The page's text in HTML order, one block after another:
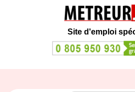
Site d'emploi